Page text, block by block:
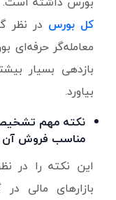
کل بورس در نظر
معامله‌گر حرفه‌ای
بازدهی بسیار
بیاورد.
نکته مهم
مناسب فروش
این نکته را در
بازارهای مالی